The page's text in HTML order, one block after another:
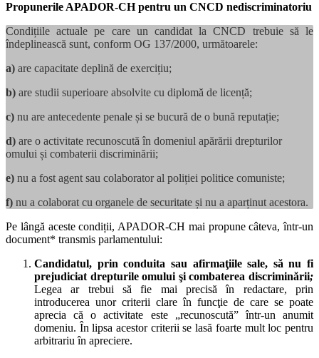
Propunerile APADOR-CH pentru un CNCD nediscriminatoriu
Condițiile actuale pe care un candidat la CNCD trebuie să le
îndeplinească sunt, conform OG 137/2000, următoarele:
a) are capacitate deplină de exercițiu;
b) are studii superioare absolvite cu diplomă de licență;
c) nu are antecedente penale și se bucură de o bună reputație;
d) are o activitate recunoscută în domeniul apărării drepturilor
omului și combaterii discriminării;
e) nu a fost agent sau colaborator al poliției politice comuniste;
f) nu a colaborat cu organele de securitate și nu a aparținut acestora.
Pe lângă aceste condiții, APADOR-CH mai propune câteva, într-un
document* transmis parlamentului:
Candidatul, prin conduita sau afirmaţiile sale, să nu fi
prejudiciat drepturile omului şi combaterea discriminării;
Legea ar trebui să fie mai precisă în redactare, prin
introducerea unor criterii clare în funcţie de care se poate
aprecia că o activitate este „recunoscută” într-un anumit
domeniu. În lipsa acestor criterii se lasă foarte mult loc pentru
arbitrariu în apreciere.